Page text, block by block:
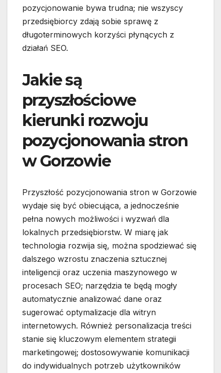
pozycjonowanie bywa trudna; nie wszyscy
przedsiębiorcy zdają sobie sprawę z
długoterminowych korzyści płynących z
działań SEO.
Jakie są
przyszłościowe
kierunki rozwoju
pozycjonowania stron
w Gorzowie
Przyszłość pozycjonowania stron w Gorzowie
wydaje się być obiecująca, a jednocześnie
pełna nowych możliwości i wyzwań dla
lokalnych przedsiębiorstw. W miarę jak
technologia rozwija się, można spodziewać się
dalszego wzrostu znaczenia sztucznej
inteligencji oraz uczenia maszynowego w
procesach SEO; narzędzia te będą mogły
automatycznie analizować dane oraz
sugerować optymalizacje dla witryn
internetowych. Również personalizacja treści
stanie się kluczowym elementem strategii
marketingowej; dostosowywanie komunikacji
do indywidualnych potrzeb użytkowników